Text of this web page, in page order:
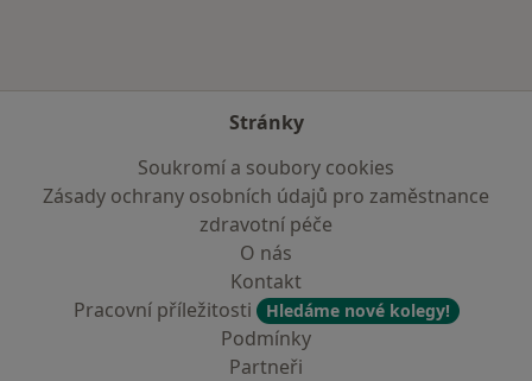
Stránky
Soukromí a soubory cookies
Zásady ochrany osobních údajů pro zaměstnance
zdravotní péče
O nás
Kontakt
Pracovní příležitosti
Hledáme nové kolegy!
Podmínky
Partneři